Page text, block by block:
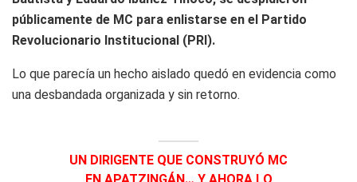
públicamente de MC para enlistarse en el Partido
Revolucionario Institucional (PRI).
Lo que parecía un hecho aislado quedó en evidencia como
una desbandada organizada y sin retorno.
UN DIRIGENTE QUE CONSTRUYÓ MC
EN APATZINGÁN… Y AHORA LO